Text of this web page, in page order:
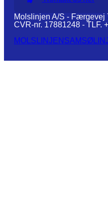
Molslinjen A/S - Færgevej
CVR-nr. 17881248 - TLF.
MOLSLINJEN